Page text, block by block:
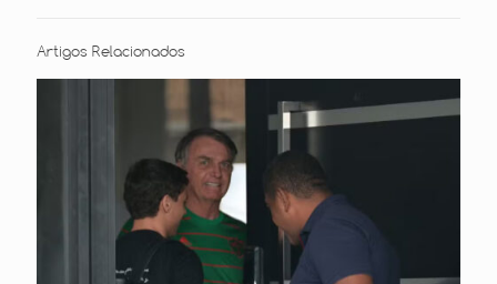
Artigos Relacionados